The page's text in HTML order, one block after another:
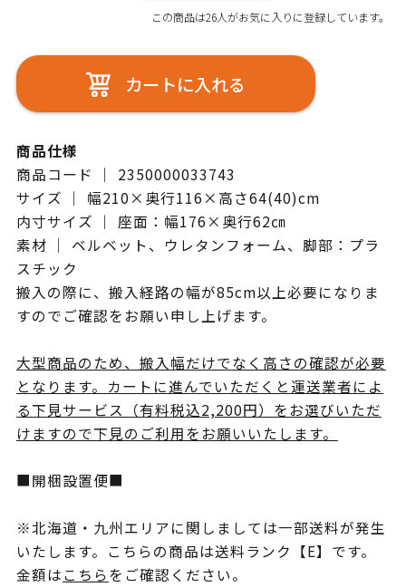
この商品は26人がお気に入りに登録しています。
カートに入れる
商品仕様
商品コード ｜ 2350000033743
サイズ ｜ 幅210×奥行116×高さ64(40)cm
内寸サイズ ｜ 座面：幅176×奥行62㎝
素材 ｜ ベルベット、ウレタンフォーム、脚部：プラ
スチック
搬入の際に、搬入経路の幅が85cm以上必要になりま
すのでご確認をお願い申し上げます。
大型商品のため、搬入幅だけでなく高さの確認が必要
となります。カートに進んでいただくと運送業者によ
る下見サービス（有料税込2,200円）をお選びいただ
けますので下見のご利用をお願いいたします。
■開梱設置便■
※北海道・九州エリアに関しましては一部送料が発生
いたします。こちらの商品は送料ランク【E】です。
金額はこちらをご確認ください。